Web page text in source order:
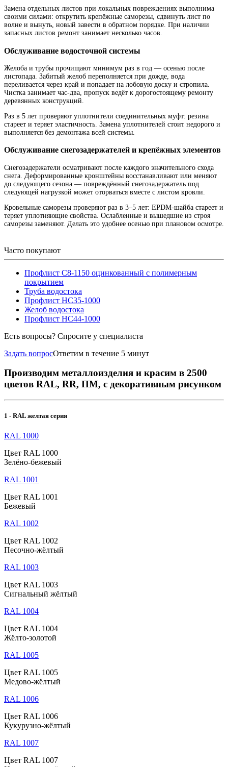
Замена отдельных листов при локальных повреждениях выполнима
своими силами: открутить крепёжные саморезы, сдвинуть лист по
волне и вынуть, новый завести в обратном порядке. При наличии
запасных листов ремонт занимает несколько часов.
Обслуживание водосточной системы
Желоба и трубы прочищают минимум раз в год — осенью после
листопада. Забитый желоб переполняется при дожде, вода
переливается через край и попадает на лобовую доску и стропила.
Чистка занимает час-два, пропуск ведёт к дорогостоящему ремонту
деревянных конструкций.
Раз в 5 лет проверяют уплотнители соединительных муфт: резина
стареет и теряет эластичность. Замена уплотнителей стоит недорого и
выполняется без демонтажа всей системы.
Обслуживание снегозадержателей и крепёжных элементов
Снегозадержатели осматривают после каждого значительного схода
снега. Деформированные кронштейны восстанавливают или меняют
до следующего сезона — повреждённый снегозадержатель под
следующей нагрузкой может оторваться вместе с листом кровли.
Кровельные саморезы проверяют раз в 3–5 лет: EPDM-шайба стареет и
теряет уплотняющие свойства. Ослабленные и вышедшие из строя
саморезы заменяют. Делать это удобнее осенью при плановом осмотре.
Часто покупают
Профлист С8-1150 оцинкованный с полимерным
покрытием
Труба водостока
Профлист НС35-1000
Желоб водостока
Профлист НС44-1000
Есть вопросы? Спросите у специалиста
Задать вопросОтветим в течение 5 минут
Производим металлоизделия и красим в 2500
цветов RAL, RR, ПМ, с декоративным рисунком
1 - RAL желтая серия
RAL 1000
Цвет RAL 1000
Зелёно-бежевый
RAL 1001
Цвет RAL 1001
Бежевый
RAL 1002
Цвет RAL 1002
Песочно-жёлтый
RAL 1003
Цвет RAL 1003
Сигнальный жёлтый
RAL 1004
Цвет RAL 1004
Жёлто-золотой
RAL 1005
Цвет RAL 1005
Медово-жёлтый
RAL 1006
Цвет RAL 1006
Кукурузно-жёлтый
RAL 1007
Цвет RAL 1007